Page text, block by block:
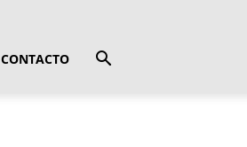
CONTACTO